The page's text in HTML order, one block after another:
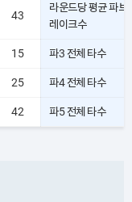
43
라운드당 평균 파브
레이크수
15 파3 전체 타수
25 파4 전체 타수
42 파5 전체 타수